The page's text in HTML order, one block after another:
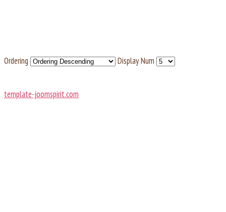
Ordering Display Num
template-joomspirit.com